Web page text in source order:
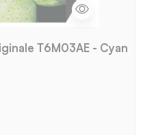
T6M03AE - Cyan